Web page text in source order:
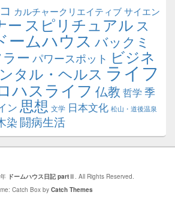
カルチャークリエイティブサイエン
ー スピリチュアル ス
ームハウス バックミ
ー パワースポット ビジネ
タル・ヘルス ライフ
ハスライフ 仏教 哲学 季
ン 思想 文学 日本文化 松山・道後温泉
染闘病生活
ドームハウス日記 partⅡ . All Rights Reserved.
Catch Box by Catch Themes